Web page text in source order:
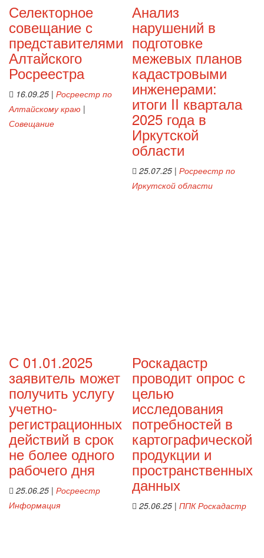
Селекторное
совещание с
представителями
Алтайского
Росреестра
16.09.25 | Росреестр по
Алтайскому краю |
Совещание
Анализ
нарушений в
подготовке
межевых планов
кадастровыми
инженерами:
итоги II квартала
2025 года в
Иркутской
области
25.07.25| Росреестр по
Иркутской области
С 01.01.2025
заявитель может
получить услугу
учетно-
регистрационных
действий в срок
не более одного
рабочего дня
25.06.25 | Росреестр
Информация
Роскадастр
проводит опрос с
целью
исследования
потребностей в
картографической
продукции и
пространственных
данных
25.06.25| ППК Роскадастр